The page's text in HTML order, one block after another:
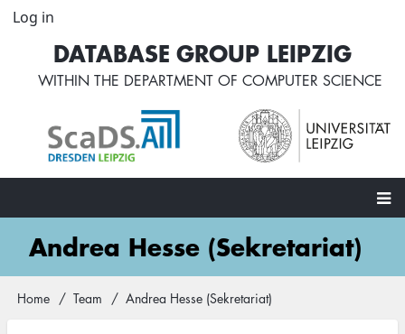
Skip
content
User
account
menu
Log in
DATABASE GROUP LEIPZIG
WITHIN THE DEPARTMENT OF COMPUTER SCIENCE
MainAndrea Hesse (Sekretariat)
Breadcrumb
Home Team Andrea Hesse (Sekretariat)